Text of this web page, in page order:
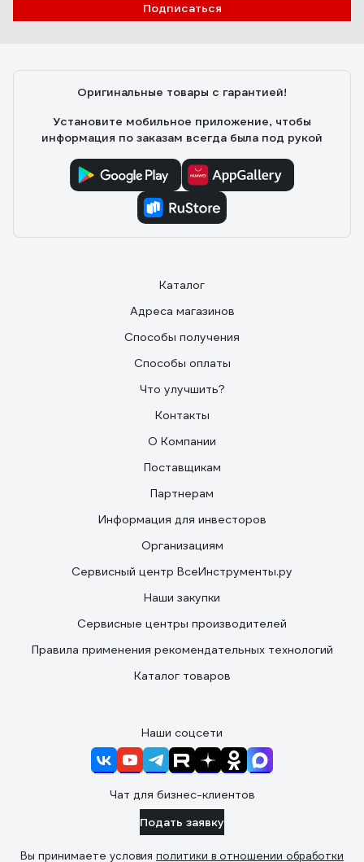
Подписаться
Оригинальные товары с гарантией!
Установите мобильное приложение, чтобы
информация по заказам всегда была под рукой
Каталог
Адреса магазинов
Способы получения
Способы оплаты
Что улучшить?
Контакты
О Компании
Поставщикам
Партнерам
Информация для инвесторов
Организациям
Сервисный центр ВсеИнструменты.ру
Наши закупки
Сервисные центры производителей
Правила применения рекомендательных технологий
Каталог товаров
Наши соцсети
Чат для бизнес-клиентов
Подать заявку
Вы принимаете условия политики в отношении обработки